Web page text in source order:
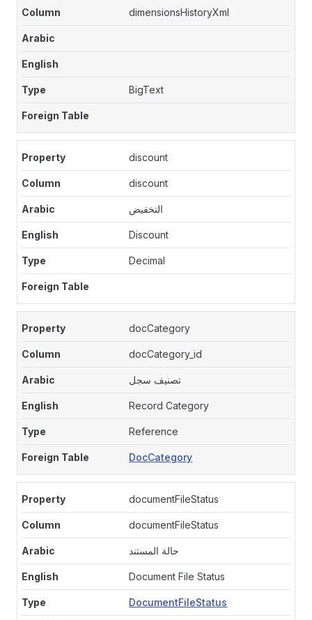
dimensionsHistoryXml
BigText
discount
discount
التخفيض
Discount
Decimal
docCategory
docCategory_id
تصنيف سجل
Record Category
Reference
DocCategory
documentFileStatus
documentFileStatus
حالة المستند
Document File Status
DocumentFileStatus